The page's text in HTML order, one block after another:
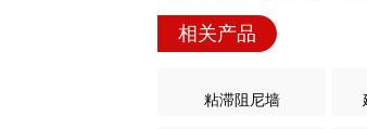
相关产品
粘滞阻尼墙